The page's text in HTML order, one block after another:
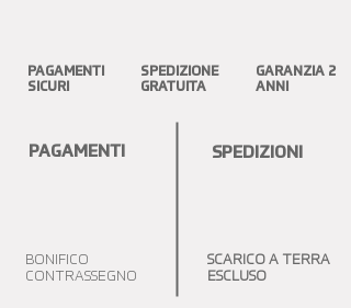
PAGAMENTI
SICURI
SPEDIZIONE
GRATUITA
GARANZIA 2
ANNI
PAGAMENTI SPEDIZIONI
BONIFICO
CONTRASSEGNO
SCARICO A TERRA
ESCLUSO